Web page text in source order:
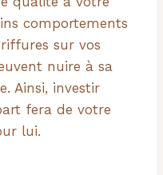
comportements
sur vos
nuire à sa
Ainsi, investir
fera de votre
lui.